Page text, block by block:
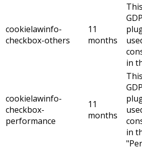
cookielawinfo-
checkbox-others
11
months
in
cookielawinfo-
checkbox-
performance
11
months
in